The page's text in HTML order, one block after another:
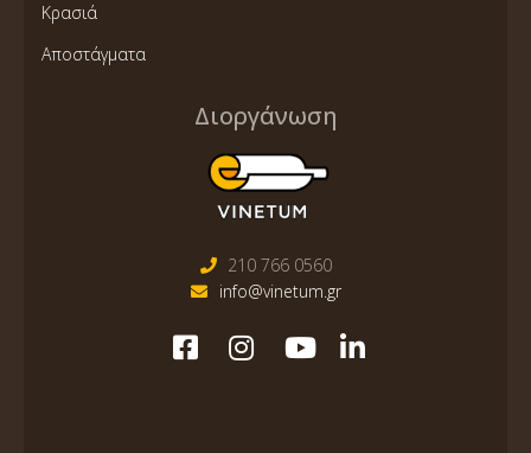
Κρασιά
Αποστάγματα
Διοργάνωση
210 766 0560
info@vinetum.gr